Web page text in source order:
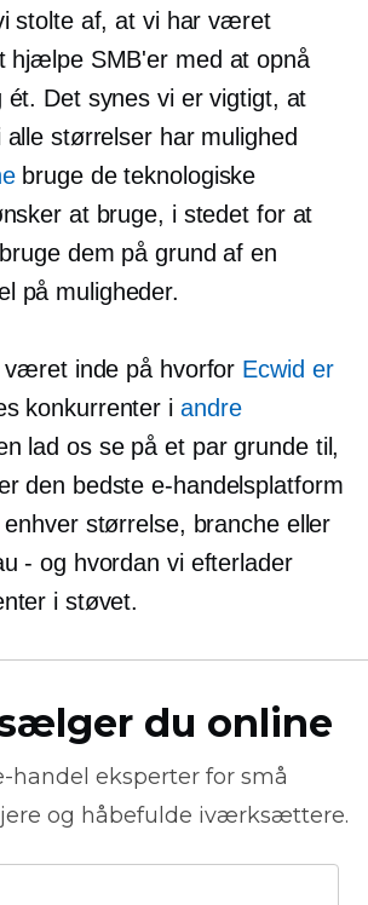
stolte af, at vi har været
hjælpe SMB'er med at opnå
ét. Det synes vi er vigtigt, at
størrelser har mulighed
bruge de teknologiske
at bruge, i stedet for at
dem på grund af en
på muligheder.
været inde på hvorfor Ecwid er
konkurrenter i andre
lad os se på et par grunde til,
den bedste e-handelsplatform
størrelse, branche eller
- og hvordan vi efterlader
i støvet.
du online
handel eksperter for små
og håbefulde iværksættere.